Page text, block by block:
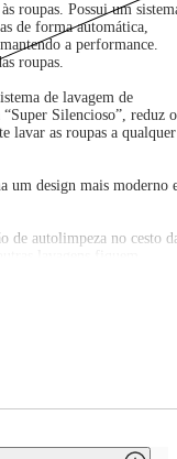
roupas. Possui um
de forma automática,
a performance.
roupas.
de lavagem de
Silencioso”, reduz o
lavar as roupas a qualquer
um design mais moderno
de autolimpeza no cesto
lavagens fiquem
a programação da
mais agilidade no dia a
para manchas mais